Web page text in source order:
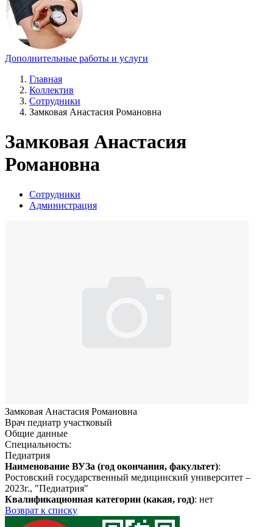
Дополнительные работы и услуги
Главная
Коллектив
Сотрудники
Замковая Анастасия Романовна
Замковая Анастасия
Романовна
Сотрудники
Администрация
Замковая Анастасия Романовна
Врач педиатр участковый
Общие данные
Специальность:
Педиатрия
Наименование ВУЗа (год окончания, факультет):
Ростовский государственный медицинский университет –
2023г., "Педиатрия"
Квалификационная категории (какая, год): нет
Возврат к списку